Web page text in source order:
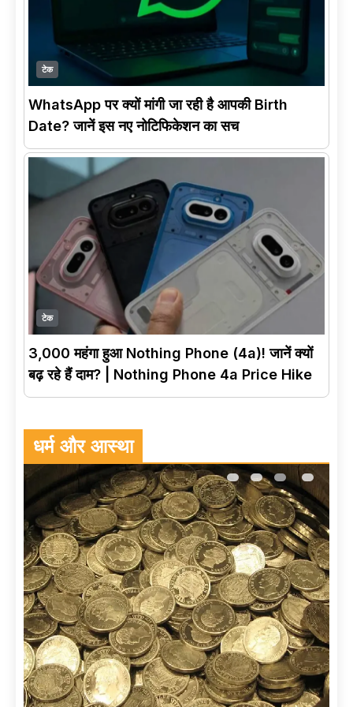
टेक
WhatsApp पर क्यों मांगी जा रही है आपकी Birth
Date? जानें इस नए नोटिफिकेशन का सच
टेक
3,000 महंगा हुआ Nothing Phone (4a)! जानें क्यों
बढ़ रहे हैं दाम? | Nothing Phone 4a Price Hike
धर्म और आस्था